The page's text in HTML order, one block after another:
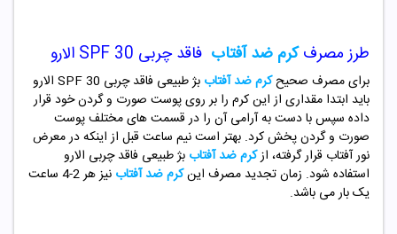
طرز مصرفکرم ضد آفتاب فاقد چربی SPF 30 الارو
برای مصرف صحیحکرم ضد آفتاب
بژ طبیعی فاقد چربی SPF 30 الارو
باید ابتدا مقداری از این کرم را بر روی پوست صورت و گردن خود قرار
داده سپس با دست به آرامی آن را در قسمت های مختلف پوست
صورت و گردن پخش کرد. بهتر است نیم ساعت قبل از اینکه در معرض
نور آفتاب قرار گرفته، ازکرم ضد آفتاب بژ طبیعی فاقد چربی الارو
استفاده شود. زمان تجدید مصرف اینکرم ضد آفتاب
نیز هر 2-4 ساعت
یک بار می باشد.